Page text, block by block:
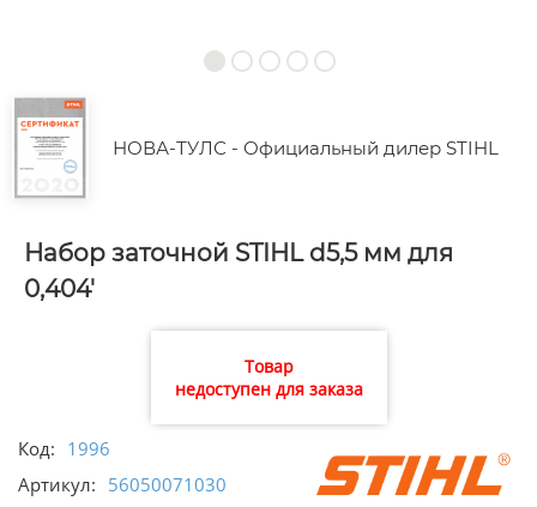
НОВА-ТУЛС - Официальный дилер STIHL
Набор заточной STIHL d5,5 мм для
0,404'
Товар
недоступен для заказа
Код: 1996
Артикул: 56050071030